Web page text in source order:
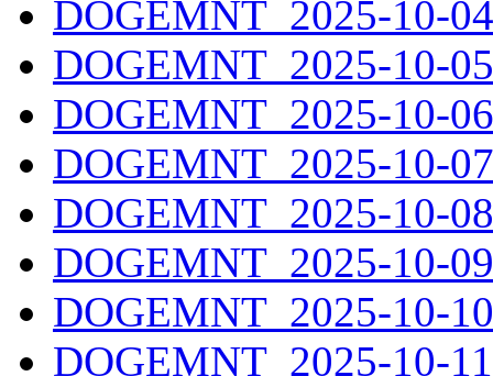
DOGEMNT_2025-10-
DOGEMNT_2025-10-
DOGEMNT_2025-10-
DOGEMNT_2025-10-
DOGEMNT_2025-10-
DOGEMNT_2025-10-
DOGEMNT_2025-10-
DOGEMNT_2025-10-